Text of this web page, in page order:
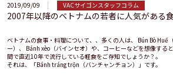
2019/09/09 VACサイゴンスタッフコラム
2007年以降のベトナムの若者に人気がある
ベトナムの食事・料理について、、多くの人は、 Bún Bò Huế
ー）、 Bánh xèo（バインセオ）や、コーヒーなどを想像する
間で直近10年で流行している軽食をご存知でしょうか？。
それは、「Bánh tráng trộn（バンチャンチョン）」です。